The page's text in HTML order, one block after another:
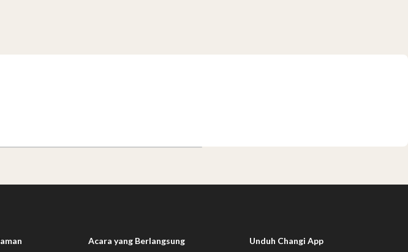
Acara yang Berlangsung
Unduh Changi App